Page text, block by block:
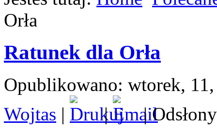
Orła
Ratunek dla Orła
Opublikowano: wtorek,
Wojtas | |
|